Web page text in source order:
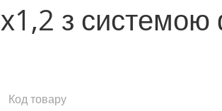
з системою
Код товару